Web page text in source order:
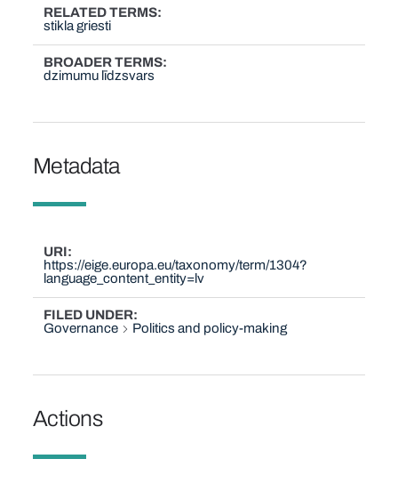
RELATED TERMS
stikla griesti
BROADER TERMS
dzimumu līdzsvars
Metadata
URI
https://eige.europa.eu/taxonomy/term/1304?
language_content_entity=lv
FILED UNDER
Governance
Politics and policy-making
Actions